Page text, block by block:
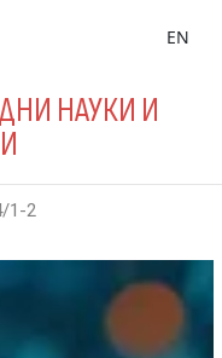
НАУКИ И
EN
1-2